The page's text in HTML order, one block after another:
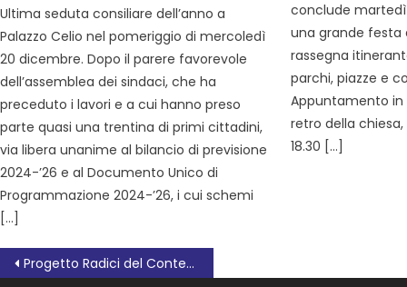
Ultima seduta consiliare dell’anno a
Palazzo Celio nel pomeriggio di mercoledì
20 dicembre. Dopo il parere favorevole
dell’assemblea dei sindaci, che ha
preceduto i lavori e a cui hanno preso
parte quasi una trentina di primi cittadini,
via libera unanime al bilancio di previsione
2024-’26 e al Documento Unico di
Programmazione 2024-’26, i cui schemi
[…]
conclude martedì
una grande festa
rassegna
parchi, piazze e
Appuntamento in
retro della
18.30 […]
Progetto Radici del Contemporaneo 2025-2026 Programma della settimana